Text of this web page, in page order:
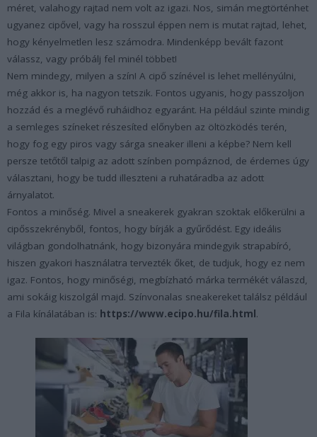
méret, valahogy rajtad nem volt az igazi. Nos, simán megtörténhet
ugyanez cipővel, vagy ha rosszul éppen nem is mutat rajtad, lehet,
hogy kényelmetlen lesz számodra. Mindenképp bevált fazont
válassz, vagy próbálj fel minél többet!
Nem mindegy, milyen a szín! A cipő színével is lehet mellényúlni,
még akkor is, ha nagyon tetszik. Fontos ugyanis, hogy passzoljon
hozzád és a meglévő ruháidhoz egyaránt. Ha például szinte mindig
a semleges színeket részesíted előnyben az öltözködés terén,
hogy fog egy piros vagy sárga sneaker illeni a képbe? Nem kell
persze tetőtől talpig az adott színben pompáznod, de érdemes úgy
választani, hogy be tudd illeszteni a ruhatáradba az adott
árnyalatot.
Fontos a minőség. Mivel a sneakerek gyakran szoktak előkerülni a
cipősszekrényből, fontos, hogy bírják a gyűrődést. Egy ideális
világban gondolhatnánk, hogy bizonyára mindegyik strapabíró,
hiszen gyakori használatra tervezték őket, de tudjuk, hogy ez nem
igaz. Fontos, hogy minőségi, megbízható márka termékét válaszd,
ami sokáig kiszolgál majd. Színvonalas sneakereket találsz például
a Fila kínálatában is: https://www.ecipo.hu/fila.html.